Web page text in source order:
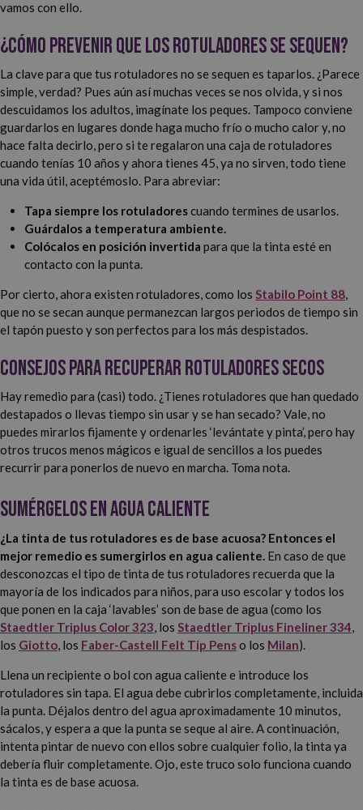
vamos con ello.
¿Cómo prevenir que los rotuladores se sequen?
La clave para que tus rotuladores no se sequen es taparlos. ¿Parece
simple, verdad? Pues aún así muchas veces se nos olvida, y si nos
descuidamos los adultos, imagínate los peques. Tampoco conviene
guardarlos en lugares donde haga mucho frío o mucho calor y, no
hace falta decirlo, pero si te regalaron una caja de rotuladores
cuando tenías 10 años y ahora tienes 45, ya no sirven, todo tiene
una vida útil, aceptémoslo. Para abreviar:
Tapa siempre los rotuladorescuando termines de usarlos.
Guárdalos a temperatura ambiente.
Colócalos en posición invertida para que la tinta esté en
contacto con la punta.
Por cierto, ahora existen rotuladores, como los Stabilo Point 88,
que no se secan aunque permanezcan largos periodos de tiempo sin
el tapón puesto y son perfectos para los más despistados.
Consejos para recuperar rotuladores secos
Hay remedio para (casi) todo. ¿Tienes rotuladores que han quedado
destapados o llevas tiempo sin usar y se han secado? Vale, no
puedes mirarlos fijamente y ordenarles ‘levántate y pinta’, pero hay
otros trucos menos mágicos e igual de sencillos a los puedes
recurrir para ponerlos de nuevo en marcha. Toma nota.
Sumérgelos en agua caliente
¿La tinta de tus rotuladores es de base acuosa? Entonces el
mejor remedio es sumergirlos en agua caliente. En caso de que
desconozcas el tipo de tinta de tus rotuladores recuerda que la
mayoría de los indicados para niños, para uso escolar y todos los
que ponen en la caja ‘lavables’ son de base de agua (como los
Staedtler Triplus Color 323, los Staedtler Triplus Fineliner 334,
los Giotto, los Faber-Castell Felt Tip Penso los Milan).
Llena un recipiente o bol con agua caliente e introduce los
rotuladores sin tapa. El agua debe cubrirlos completamente, incluida
la punta. Déjalos dentro del agua aproximadamente 10 minutos,
sácalos, y espera a que la punta se seque al aire. A continuación,
intenta pintar de nuevo con ellos sobre cualquier folio, la tinta ya
debería fluir completamente. Ojo, este truco solo funciona cuando
la tinta es de base acuosa.